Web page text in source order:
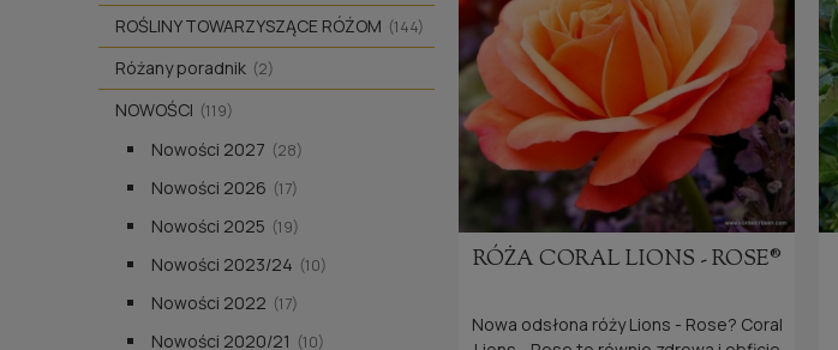
ROŚLINY TOWARZYSZĄCE RÓŻOM (144)
Różany poradnik (2)
NOWOŚCI (119)
Nowości 2027 (28)
Nowości 2026 (17)
Nowości 2025 (19)
Nowości 2023/24 (10)
Nowości 2022 (17)
Nowości 2020/21 (10)
Na zdjęciu Coral Lions Rose®.
See You in Pink , See You in red Ile De Fleurs
RÓŻA CORAL LIONS - ROSE®
Nowa odsłona róży Lions - Rose? Coral